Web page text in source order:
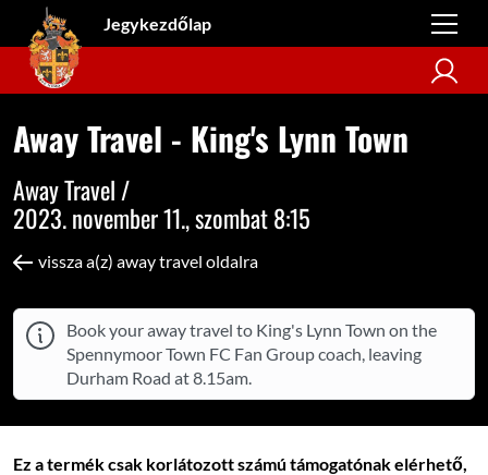
Jegykezdőlap
Away Travel - King's Lynn Town
Away Travel /
2023. november 11., szombat 8:15
vissza a(z) away travel oldalra
Book your away travel to King's Lynn Town on the
Spennymoor Town FC Fan Group coach, leaving
Durham Road at 8.15am.
Ez a termék csak korlátozott számú támogatónak elérhető,